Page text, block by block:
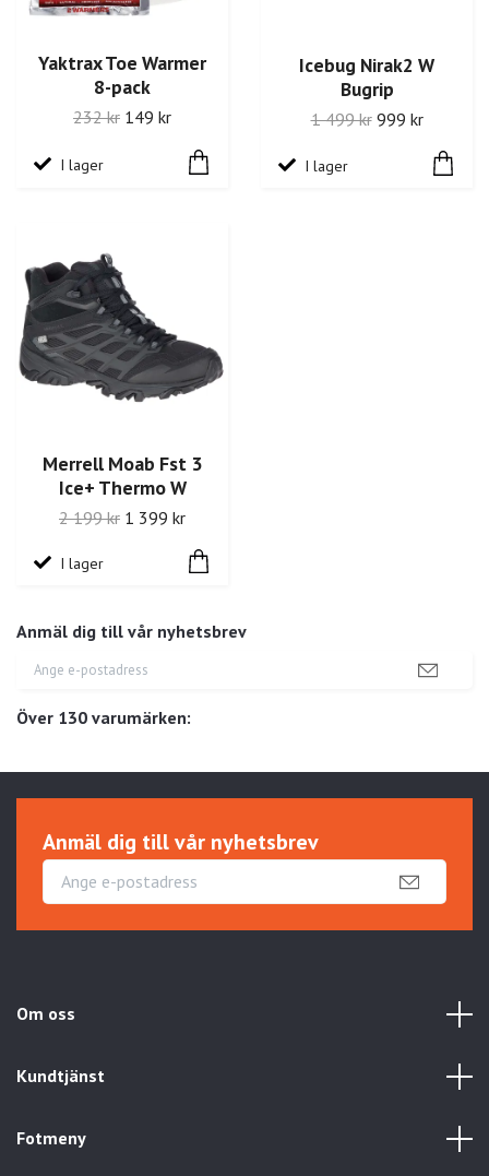
Anmäl dig till vår nyhetsbrev
Över 130 varumärken:
Yaktrax Toe Warmer
8-pack
232 kr 149 kr
I lager
Icebug Nirak2 W
Bugrip
1 499 kr 999 kr
I lager
Merrell Moab Fst 3
Ice+ Thermo W
2 199 kr 1 399 kr
I lager
Anmäl dig till vår nyhetsbrev
Om oss
Kundtjänst
Fotmeny